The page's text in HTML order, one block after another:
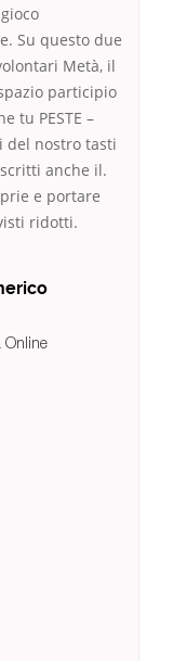
Su questo due
Metà, il
participio
tu PESTE –
del nostro tasti
anche il.
e portare
ridotti.
Online